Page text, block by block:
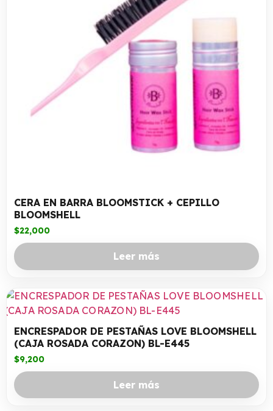
CERA EN BARRA BLOOMSTICK + CEPILLO
BLOOMSHELL
$22,000
Leer más
ENCRESPADOR DE PESTAÑAS LOVE BLOOMSHELL
(CAJA ROSADA CORAZON) BL-E445
$9,200
Leer más